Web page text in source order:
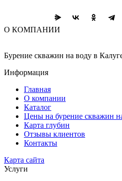
О КОМПАНИИ
Бурение скважин на воду в
Информация
Главная
О компании
Каталог
Цены на бурение скважин
Карта глубин
Отзывы клиентов
Контакты
Карта сайта
Услуги